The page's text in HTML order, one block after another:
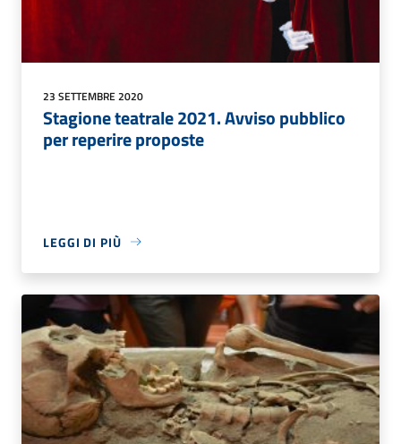
23 SETTEMBRE 2020
Stagione teatrale 2021. Avviso pubblico
per reperire proposte
LEGGI DI PIÙ